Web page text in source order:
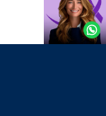
Whatsapp